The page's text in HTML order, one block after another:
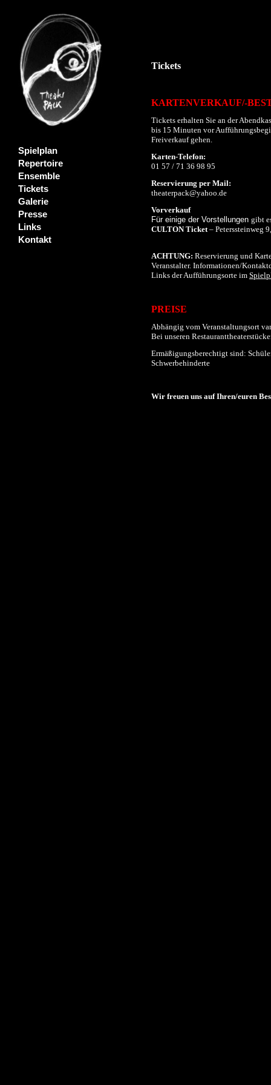
Spielplan
Repertoire
Ensemble
Tickets
Galerie
Presse
Links
Kontakt
Tickets
KARTENVERKAUF/-
Tickets erhalten Sie an der
bis 15 Minuten vor
Freiverkauf gehen.
Karten-Telefon:
01 57 / 71 36 98 95
Reservierung per Mail:
theaterpack@yahoo.de
Vorverkauf
Für einige der Vorstellungen gibt
CULTON Ticket– Peterssteinweg
ACHTUNG: Reservierung und
Veranstalter. Informationen/
Links derAufführungsorte im
PREISE
Abhängig vom Veranstaltungsort
Bei unseren
Ermäßigungsberechtigt sind:
Schwerbehinderte
Wir freuen uns auf Ihren/euren